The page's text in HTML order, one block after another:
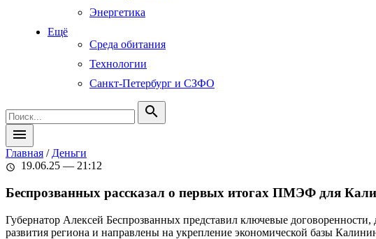
Энергетика
Ещё
Среда обитания
Технологии
Санкт-Петербург и СЗФО
search
menu
Главная / Деньги
schedule 19.06.25 — 21:12
Беспрозванных рассказал о первых итогах ПМЭФ для
Губернатор Алексей Беспрозванных представил ключевые
развития региона и направлены на укрепление экономической базы